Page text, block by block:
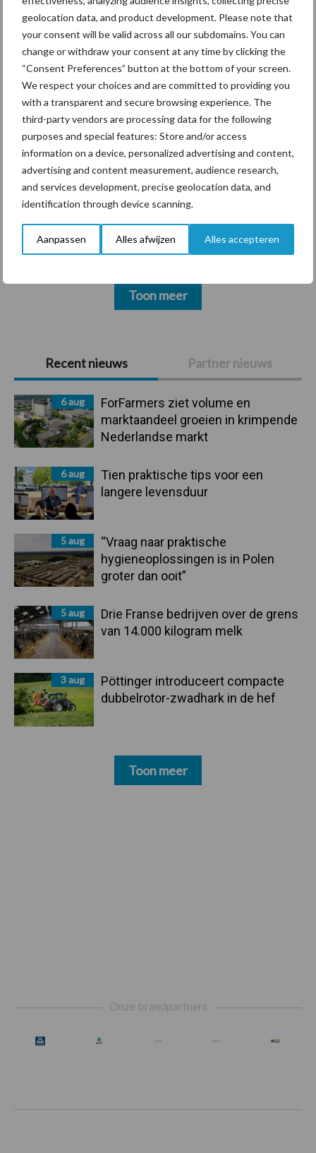
geolocation data, and product development. Please note that
your consent will be valid across all our subdomains. You can
change or withdraw your consent at any time by clicking the
“Consent Preferences” button at the bottom of your screen.
We respect your choices and are committed to providing you
with a transparent and secure browsing experience. The
third-party vendors are processing data for the following
purposes and special features: Store and/or access
information on a device, personalized advertising and content,
advertising and content measurement, audience research,
and services development, precise geolocation data, and
identification through device scanning.
Aanpassen Alles afwijzen Alles accepteren
Primaire
Sidebar
Recent nieuws Partner nieuws
6 aug
ForFarmers ziet volume en
marktaandeel groeien in krimpende
Nederlandse markt
6 aug
Tien praktische tips voor een
langere levensduur
5 aug
“Vraag naar praktische
hygieneoplossingen is in Polen
groter dan ooit”
5 aug
Drie Franse bedrijven over de grens
van 14.000 kilogram melk
3 aug
Pöttinger introduceert compacte
dubbelrotor-zwadhark in de hef
Toon meer
“Vraag naar praktische
hygieneoplossingen is in
Polen groter dan ooit”
Diergezondheid Bemesting Fokkerij
Mastitis Hittestress
Toon meer
Onze brandpartners